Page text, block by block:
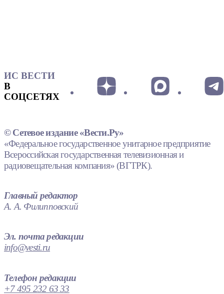
ИС ВЕСТИ
В
СОЦСЕТЯХ
© Сетевое издание «Вести.Ру»
«Федеральное государственное унитарное предприятие
Всероссийская государственная телевизионная и
радиовещательная компания» (ВГТРК).
Главный редактор
А. А. Филипповский
Эл. почта редакции
info@vesti.ru
Телефон редакции
+7 495 232 63 33